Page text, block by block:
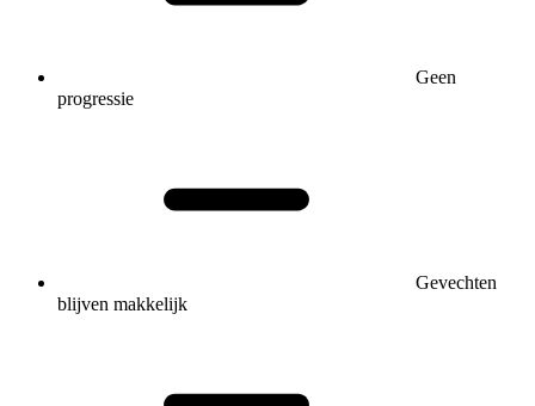
Geen
progressie
Gevechten
blijven makkelijk